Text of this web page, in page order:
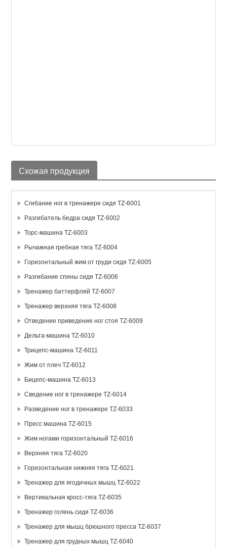
Схожая продукция
Сгибание ног в тренажере сидя TZ-6001
Разгибатель бедра сидя TZ-6002
Торс-машина TZ-6003
Рычажная гребная тяга TZ-6004
Горизонтальный жим от груди сидя TZ-6005
Разгибание спины сидя TZ-6006
Тренажер баттерфляй TZ-6007
Тренажер верхняя тяга TZ-6008
Отведение приведение ног стоя TZ-6009
Дельта-машина TZ-6010
Трицепс-машина TZ-6011
Жим от плеч TZ-6012
Бицепс-машина TZ-6013
Сведение ног в тренажере TZ-6014
Разведение ног в тренажере TZ-6033
Пресс машина TZ-6015
Жим ногами горизонтальный TZ-6016
Верхняя тяга TZ-6020
Горизонтальная нижняя тяга TZ-6021
Тренажер для ягодичных мышц TZ-6022
Вертикальная кросс-тяга TZ-6035
Тренажер голень сидя TZ-6036
Тренажер для мышц брюшного пресса TZ-6037
Тренажер для грудных мышц TZ-6040